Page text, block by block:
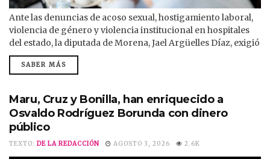
Ante las denuncias de acoso sexual, hostigamiento laboral,
violencia de género y violencia institucional en hospitales
del estado, la diputada de Morena, Jael Argüelles Díaz, exigió
cuentas al secretario de Salud, Gilberto Baeza. La diputada
formuló 32 preguntas para esclarecer los hechos, deslindar
Ante la Diputación Permanente, Argüelles Díaz dijo que las
denuncias acumuladas en los últimos años evidencian...
SABER MÁS
Maru, Cruz y Bonilla, han enriquecido a
Osvaldo Rodríguez Borunda con dinero
público
TEXTO: DE LA REDACCIÓN AGOSTO 3, 2026 2.6K